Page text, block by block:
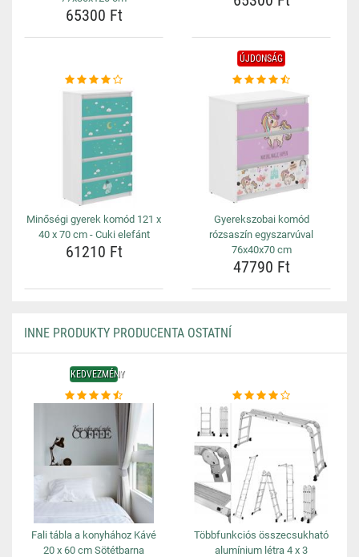
65300 Ft
Minőségi gyerek komód 121 x
40 x 70 cm - Cuki elefánt
61210 Ft
ÚJDONSÁG
Gyerekszobai komód
rózsaszín egyszarvúval
76x40x70 cm
47790 Ft
INNE PRODUKTY PRODUCENTA OSTATNÍ
KEDVEZMÉNY
Fali tábla a konyhához Kávé
20 x 60 cm Sötétbarna
Többfunkciós összecsukható
alumínium létra 4 x 3